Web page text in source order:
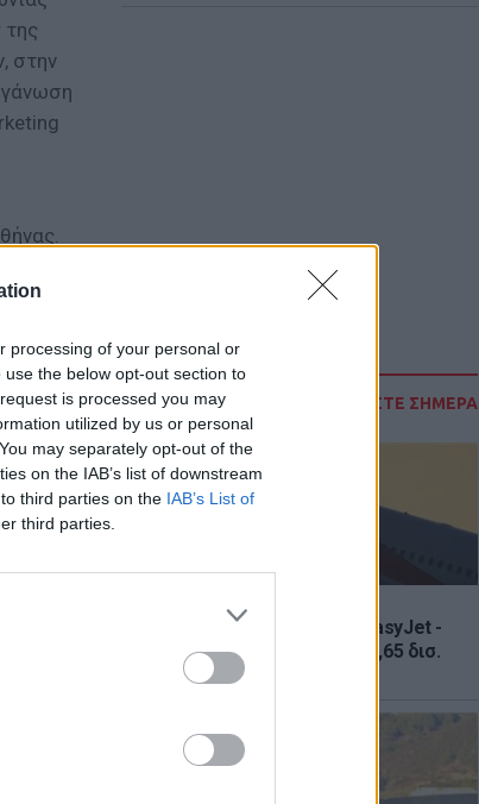
processing of your personal or
the below opt-out section to
is processed you may
utilized by us or personal
may separately opt-out of the
on the IAB’s list of downstream
third parties on the IAB’s List of
third parties.
ΔΙΑΒΑΣΤΕ ΣΗΜΕΡΑ
Συμφωνία εξαγοράς για την EasyJet -
Στην αμερικανική Appolo για 6,65 δισ.
της
στην